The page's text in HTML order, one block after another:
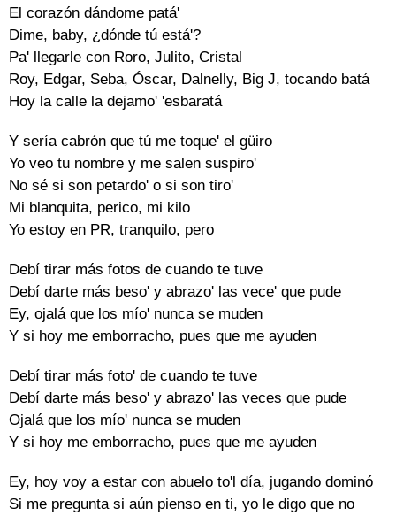
El corazón dándome patá'
Dime, baby, ¿dónde tú está'?
Pa' llegarle con Roro, Julito, Cristal
Roy, Edgar, Seba, Óscar, Dalnelly, Big J, tocando batá
Hoy la calle la dejamo' 'esbaratá
Y sería cabrón que tú me toque' el güiro
Yo veo tu nombre y me salen suspiro'
No sé si son petardo' o si son tiro'
Mi blanquita, perico, mi kilo
Yo estoy en PR, tranquilo, pero
Debí tirar más fotos de cuando te tuve
Debí darte más beso' y abrazo' las vece' que pude
Ey, ojalá que los mío' nunca se muden
Y si hoy me emborracho, pues que me ayuden
Debí tirar más foto' de cuando te tuve
Debí darte más beso' y abrazo' las veces que pude
Ojalá que los mío' nunca se muden
Y si hoy me emborracho, pues que me ayuden
Ey, hoy voy a estar con abuelo to'l día, jugando dominó
Si me pregunta si aún pienso en ti, yo le digo que no